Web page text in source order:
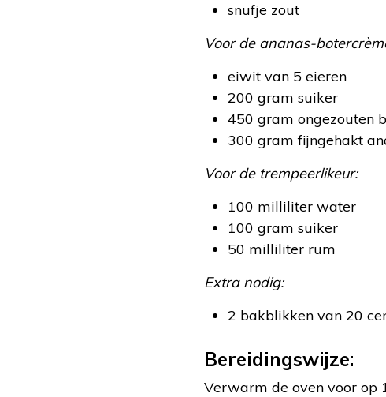
snufje zout
Voor de ananas-
eiwit van 5 eieren
200 gram suiker
450 gram ongezouten
300 gram fijngehakt
Voor de trempeerlikeur:
100 milliliter water
100 gram suiker
50 milliliter rum
Extra nodig:
2 bakblikken van 20
Bereidingswijze:
Verwarm de oven voor op